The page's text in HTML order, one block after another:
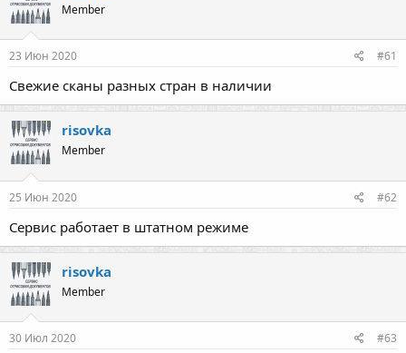
Member
23 Июн 2020 #61
Свежие сканы разных стран в наличии
risovka
Member
25 Июн 2020 #62
Сервис работает в штатном режиме
risovka
Member
30 Июл 2020 #63